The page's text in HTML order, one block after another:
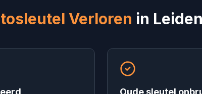
Verloren in
Oude sleutel